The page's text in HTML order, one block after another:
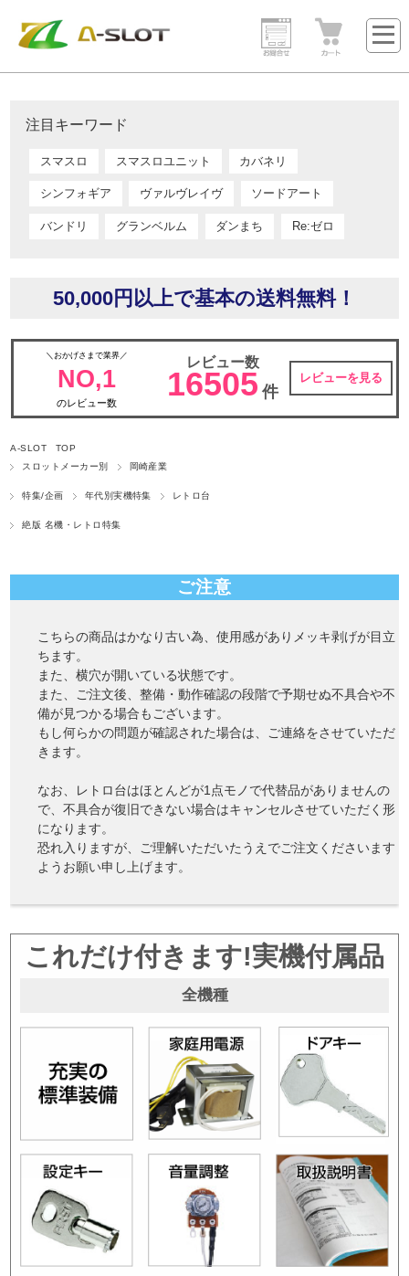
注目キーワード
スマスロ スマスロユニット カバネリ
シンフォギア ヴァルヴレイヴ ソードアート
バンドリ グランベルム ダンまち Re:ゼロ
50,000円以上で基本の送料無料！
＼おかげさまで業界／
NO,1
のレビュー数
レビュー数
16505 件
レビューを見る
A-SLOT TOP
スロットメーカー別
岡崎産業
特集/企画 年代別実機特集 レトロ台
絶版 名機・レトロ特集
ご注意
こちらの商品はかなり古い為、使用感がありメッキ剥げが目立
ちます。
また、横穴が開いている状態です。
また、ご注文後、整備・動作確認の段階で予期せぬ不具合や不
備が見つかる場合もございます。
もし何らかの問題が確認された場合は、ご連絡をさせていただ
きます。
なお、レトロ台はほとんどが1点モノで代替品がありませんの
で、不具合が復旧できない場合はキャンセルさせていただく形
になります。
恐れ入りますが、ご理解いただいたうえでご注文くださいます
ようお願い申し上げます。
これだけ付きます!実機付属品
全機種